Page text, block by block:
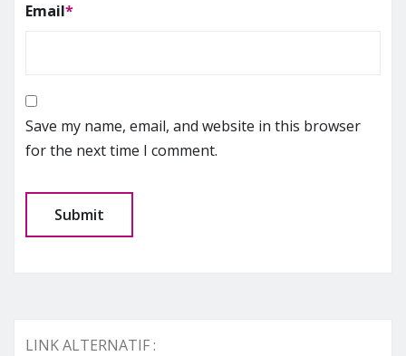
Email*
Save my name, email, and website in this browser
for the next time I comment.
LINK ALTERNATIF :